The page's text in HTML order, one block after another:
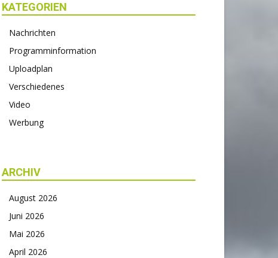
KATEGORIEN
Nachrichten
Programminformation
Uploadplan
Verschiedenes
Video
Werbung
ARCHIV
August 2026
Juni 2026
Mai 2026
April 2026